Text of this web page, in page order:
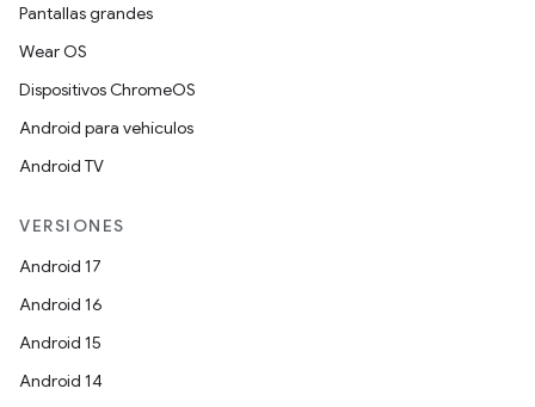
Pantallas grandes
Wear OS
Dispositivos ChromeOS
Android para vehículos
Android TV
VERSIONES
Android 17
Android 16
Android 15
Android 14